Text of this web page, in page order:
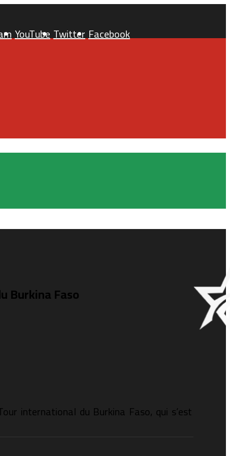
YouTubeTwitterFacebook
Burkina Faso
international du Burkina Faso, qui s’est